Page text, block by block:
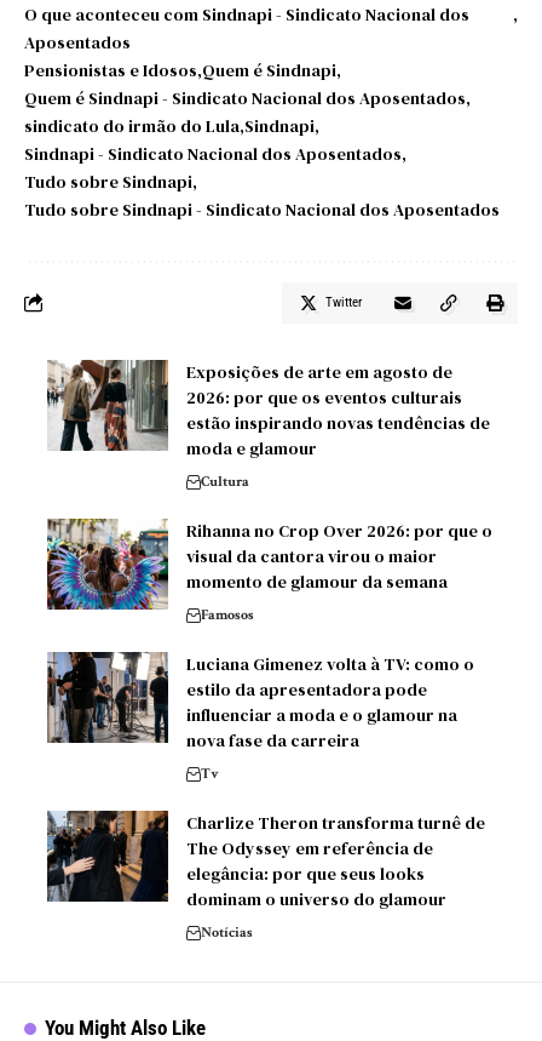
O que aconteceu com Sindnapi - Sindicato Nacional dos
Aposentados
Pensionistas e Idosos Quem é Sindnapi
Quem é Sindnapi - Sindicato Nacional dos Aposentados
sindicato do irmão do Lula Sindnapi
Sindnapi - Sindicato Nacional dos Aposentados
Tudo sobre Sindnapi
Tudo sobre Sindnapi - Sindicato Nacional dos Aposentados
Twitter
Exposições de arte em agosto de
2026: por que os eventos culturais
estão inspirando novas tendências de
moda e glamour
Cultura
Rihanna no Crop Over 2026: por que o
visual da cantora virou o maior
momento de glamour da semana
Famosos
Luciana Gimenez volta à TV: como o
estilo da apresentadora pode
influenciar a moda e o glamour na
nova fase da carreira
Tv
Charlize Theron transforma turnê de
The Odyssey em referência de
elegância: por que seus looks
dominam o universo do glamour
Notícias
You Might Also Like